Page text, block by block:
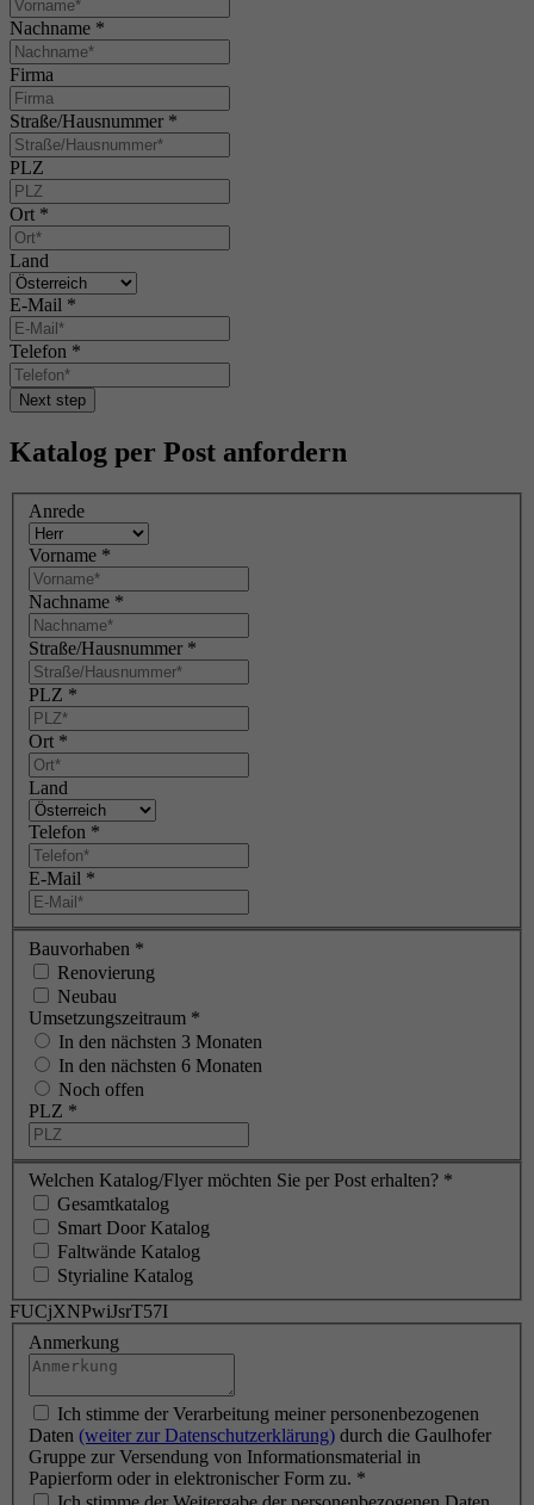
Nachname *
Firma
Straße/Hausnummer *
PLZ
Ort *
Land
E-Mail *
Telefon *
Next step
Katalog per Post anfordern
Anrede
Vorname *
Nachname *
Straße/Hausnummer *
PLZ *
Ort *
Land
Telefon *
E-Mail *
Bauvorhaben *
Renovierung
Neubau
Umsetzungszeitraum *
In den nächsten 3 Monaten
In den nächsten 6 Monaten
Noch offen
PLZ *
Welchen Katalog/Flyer möchten Sie per Post erhalten? *
Gesamtkatalog
Smart Door Katalog
Faltwände Katalog
Styrialine Katalog
FUCjXNPwiJsrT57I
Anmerkung
Ich stimme der Verarbeitung meiner personenbezogenen
Daten (weiter zur Datenschutzerklärung) durch die Gaulhofer
Gruppe zur Versendung von Informationsmaterial in
Papierform oder in elektronischer Form zu. *